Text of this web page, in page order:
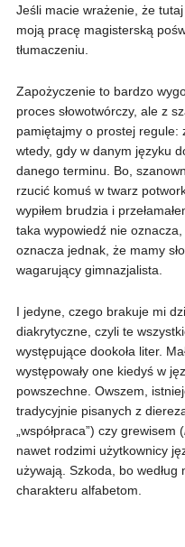
Jeśli macie wrażenie, że
moją pracę magisterską
tłumaczeniu.
Zapożyczenie to bardzo
proces słowotwórczy, ale z
pamiętajmy o prostej regule:
wtedy, gdy w danym języku
danego terminu. Bo,
rzucić komuś w twarz
wypiłem brudzia i
taka wypowiedź nie
oznacza jednak, że mamy
wagarujący gimnazjalista.
I jedyne, czego brakuje mi
diakrytyczne, czyli te
występujące dookoła liter.
występowały one kiedyś w
powszechne. Owszem,
tradycyjnie pisanych z
„współpraca”) czy grewisem (
nawet rodzimi użytkownicy
używają. Szkoda, bo według
charakteru alfabetom.